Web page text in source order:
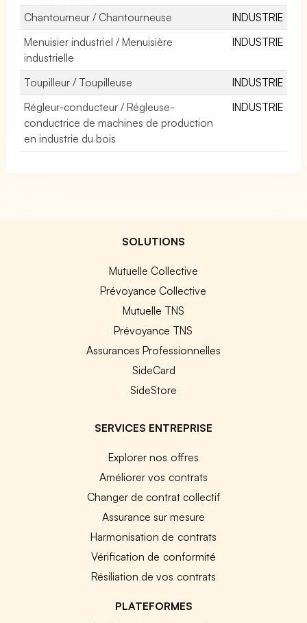
Chantourneur / Chantourneuse
INDUSTRIE
Menuisier industriel / Menuisière
industrielle
INDUSTRIE
Toupilleur / Toupilleuse
INDUSTRIE
Régleur-conducteur / Régleuse-
conductrice de machines de production
en industrie du bois
INDUSTRIE
SOLUTIONS
Mutuelle Collective
Prévoyance Collective
Mutuelle TNS
Prévoyance TNS
Assurances Professionnelles
SideCard
SideStore
SERVICES ENTREPRISE
Explorer nos offres
Améliorer vos contrats
Changer de contrat collectif
Assurance sur mesure
Harmonisation de contrats
Vérification de conformité
Résiliation de vos contrats
PLATEFORMES